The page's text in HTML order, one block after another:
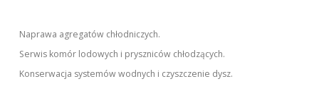
Naprawa agregatów chłodniczych.
Serwis komór lodowych i pryszniców chłodzących.
Konserwacja systemów wodnych i czyszczenie dysz.